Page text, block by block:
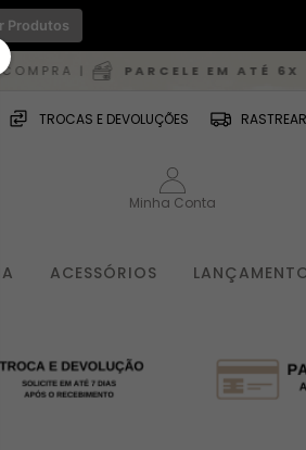
Produtos
PARCELE EM ATÉ 6X SEM JUROS
TROCAS E DEVOLUÇÕES
Minha Conta
ACESSÓRIOS